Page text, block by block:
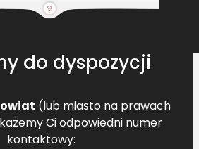
do dyspozycji
(lub miasto na prawach
Ci odpowiedni numer
kontaktowy: